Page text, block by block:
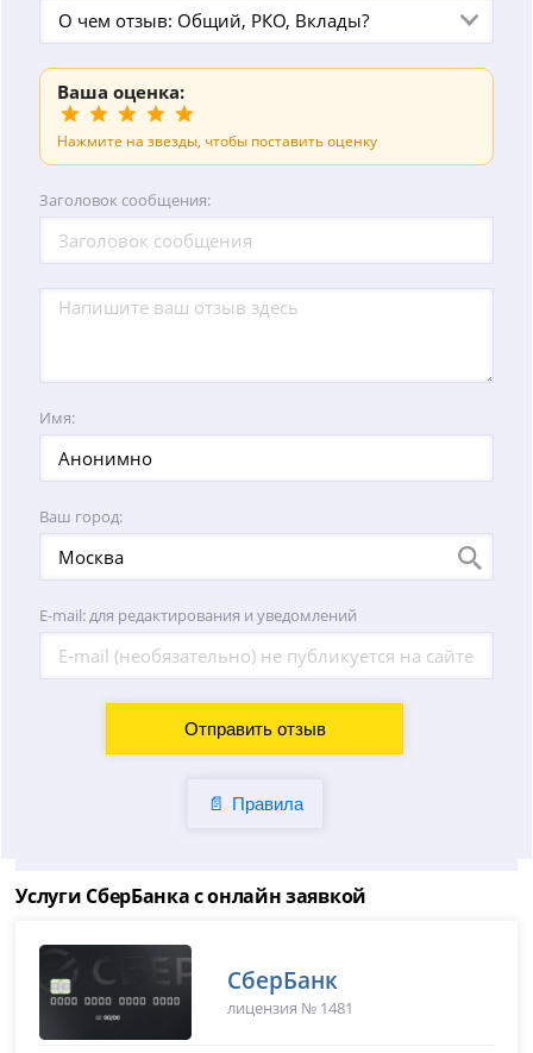
О чем отзыв: Общий, РКО, Вклады?
Ваша оценка:
Нажмите на звезды, чтобы поставить оценку
Заголовок сообщения:
Имя:
Ваш город:
E-mail: для редактирования и уведомлений
Правила
Услуги СберБанка с онлайн заявкой
СберБанк
лицензия № 1481